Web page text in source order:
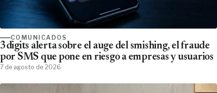
COMUNICADOS
3digits alerta sobre el auge del smishing, el fraude
por SMS que pone en riesgo a empresas y usuarios
7 de agosto de 2026